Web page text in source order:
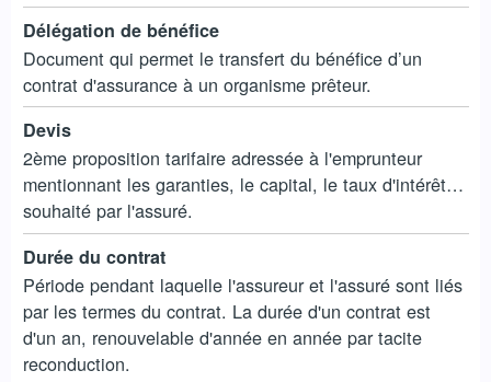
Délégation de bénéfice
Document qui permet le transfert du bénéfice d’un
contrat d'assurance à un organisme prêteur.
Devis
2ème proposition tarifaire adressée à l'emprunteur
mentionnant les garanties, le capital, le taux d'intérêt…
souhaité par l'assuré.
Durée du contrat
Période pendant laquelle l'assureur et l'assuré sont liés
par les termes du contrat. La durée d'un contrat est
d'un an, renouvelable d'année en année par tacite
reconduction.